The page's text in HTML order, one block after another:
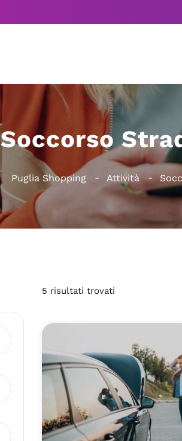
Soccorso
Puglia Shopping Attività
5 risultati trovati